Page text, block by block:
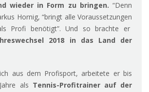
wieder in Form zu bringen. “Denn
Hornig, “bringt alle Voraussetzungen
Profi benötigt”. Und so brachte er
2018 in das Land der
aus dem Profisport, arbeitete er bis
als Tennis-Profitrainer auf der